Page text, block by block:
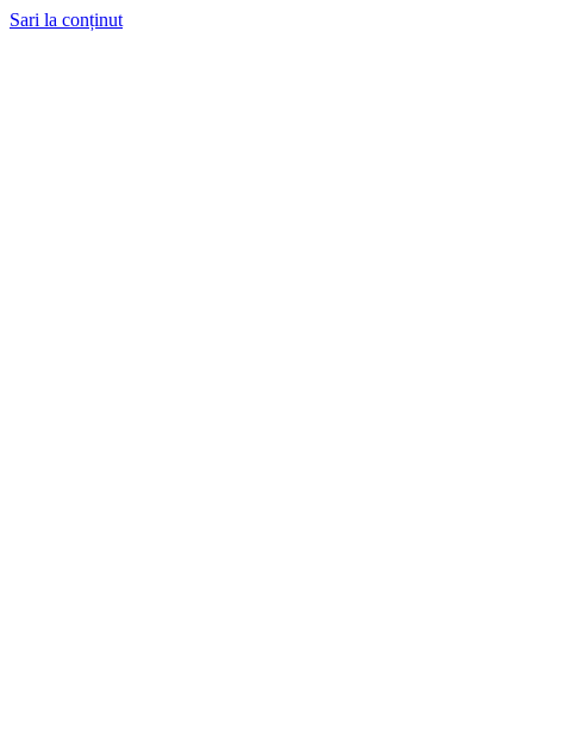
Sari la conținut